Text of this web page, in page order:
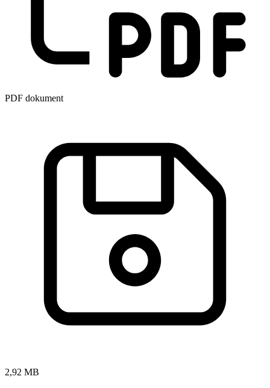
PDF dokument
2,92 MB